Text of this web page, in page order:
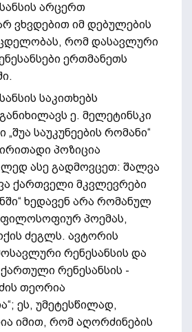
არცერთ
ვხვდებით იმ დებულების
რომ დასავლური
ერთმანეთს
საკითხებს
ე. მელეტინსკი
საუკუნეების რომანი“
პოზიცია
ასე გადმოვცეთ: შალვა
ქართველი მკვლევრები
ხედავენ არა რომანულ
ფილოსოფიურ პოემას,
ძეგლს. ავტორის
რენესანსის და
რენესანსის -
თეორია
ეს, უმეტესწილად,
იმით, რომ აღორძინების